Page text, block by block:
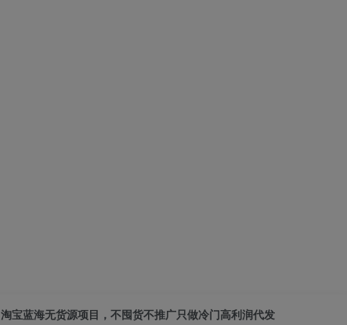
淘宝蓝海无货源项目，不囤货不推广只做冷门高利润代发